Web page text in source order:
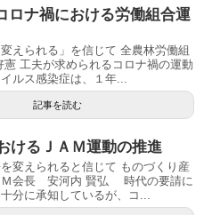
ロナ禍における労働組合運
えられる」を信じて 全農林労働組
工夫が求められるコロナ禍の運動
ルス感染症は、１年...
記事を読む
けるＪＡＭ運動の推進
変えられると信じて ものづくり産
Ｍ会長 安河内 賢弘 時代の要請に
分に承知しているが、コ...